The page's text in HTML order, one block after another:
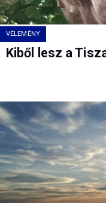
VÉLEMÉNY
Kiből lesz a